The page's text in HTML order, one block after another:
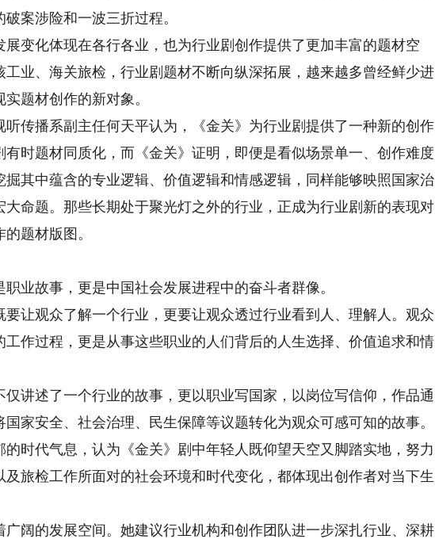
案涉险和一波三折过程。
化体现在各行各业，也为行业剧创作提供了更加丰富的题材空
业、海关旅检，行业剧题材不断向纵深拓展，越来越多曾经鲜少进
题材创作的新对象。
播系副主任何天平认为，《金关》为行业剧提供了一种新的创作
时题材同质化，而《金关》证明，即便是看似场景单一、创作难度
其中蕴含的专业逻辑、价值逻辑和情感逻辑，同样能够映照国家治
命题。那些长期处于聚光灯之外的行业，正成为行业剧新的表现对
题材版图。
故事，更是中国社会发展进程中的奋斗者群像。
观众了解一个行业，更要让观众透过行业看到人、理解人。观众
作过程，更是从事这些职业的人们背后的人生选择、价值追求和情
述了一个行业的故事，更以职业写国家，以岗位写信仰，作品通
家安全、社会治理、民生保障等议题转化为观众可感可知的故事。
代气息，认为《金关》剧中年轻人既仰望天空又脚踏实地，努力
旅检工作所面对的社会环境和时代变化，都体现出创作者对当下生
的发展空间。她建议行业机构和创作团队进一步深扎行业、深耕